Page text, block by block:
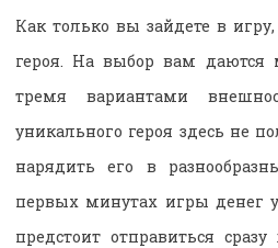
Как только вы зайдете в
героя. На выбор вам
тремя вариантами
уникального героя здесь не
нарядить его в
первых минутах игры денег
предстоит отправиться